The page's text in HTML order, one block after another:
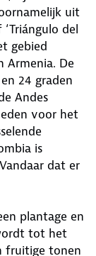
uit
del
gebied
Armenia. De
24 graden
Andes
voor het
is
dat er
plantage en
tot het
fruitige tonen